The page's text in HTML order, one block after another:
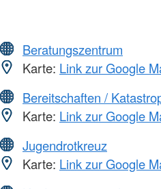
Beratungszentrum
Karte: Link zur Google
Bereitschaften /
Karte: Link zur Google
Jugendrotkreuz
Karte: Link zur Google